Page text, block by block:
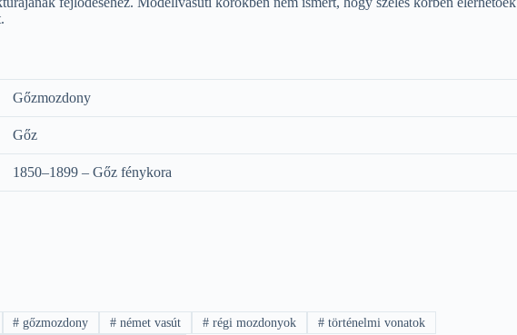
Gőzmozdony
Gőz
1850–1899 – Gőz fénykora
# gőzmozdony # német vasút # régi mozdonyok #történelmi vonatok